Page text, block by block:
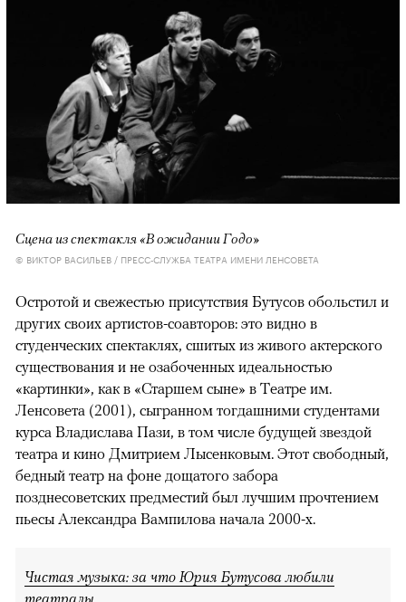
Сцена из спектакля «В ожидании Годо»
© ВИКТОР ВАСИЛЬЕВ / ПРЕСС-СЛУЖБА ТЕАТРА ИМЕНИ ЛЕНСОВЕТА
Остротой и свежестью присутствия Бутусов обольстил и
других своих артистов-соавторов: это видно в
студенческих спектаклях, сшитых из живого актерского
существования и не озабоченных идеальностью
«картинки», как в «Старшем сыне» в Театре им.
Ленсовета (2001), сыгранном тогдашними студентами
курса Владислава Пази, в том числе будущей звездой
театра и кино Дмитрием Лысенковым. Этот свободный,
бедный театр на фоне дощатого забора
позднесоветских предместий был лучшим прочтением
пьесы Александра Вампилова начала 2000-х.
Чистая музыка: за что Юрия Бутусова любили